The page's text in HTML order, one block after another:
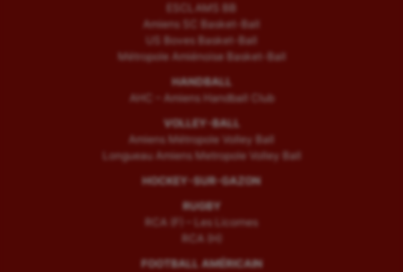
ESCLAMS BB
Amiens SC Basket-Ball
US Boves Basket-Ball
Métropole Amiénoise Basket-Ball
HANDBALL
AHC – Amiens Handball Club
VOLLEY-BALL
Amiens Métropole Volley Ball
Longueau Amiens Metropole Volley Ball
HOCKEY-SUR-GAZON
RUGBY
RCA (F) – Les Licornes
RCA (H)
FOOTBALL AMÉRICAIN